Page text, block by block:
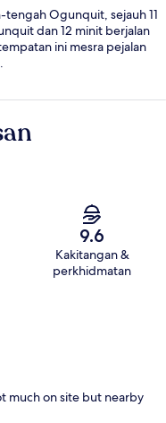
Ogunquit, sejauh 11
dan 12 minit berjalan
ini mesra pejalan
9.6
Kakitangan &
perkhidmatan
much on site but nearby